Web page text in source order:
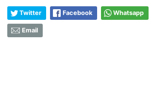
Twitter Facebook Whatsapp
Email